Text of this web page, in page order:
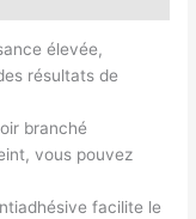
élevée,
résultats de
branché
vous pouvez
facilite le